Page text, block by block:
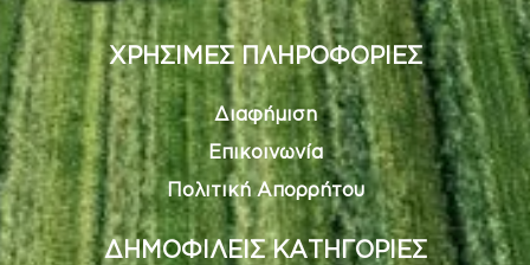
ΧΡΗΣΙΜΕΣ ΠΛΗΡΟΦΟΡΙΕΣ
Διαφήμιση
Επικοινωνία
Πολιτική Απορρήτου
ΔΗΜΟΦΙΛΕΙΣ ΚΑΤΗΓΟΡΙΕΣ